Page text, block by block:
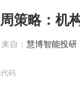
策略：机
来自： 慧博智能投研
代码